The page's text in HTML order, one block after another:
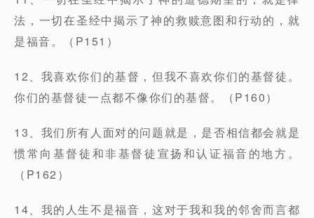
法，一切在圣经中揭示了神的救赎意图和行动的，就
是福音。（P151）
12、我喜欢你们的基督，但我不喜欢你们的基督徒。
你们的基督徒一点都不像你们的基督。（P160）
13、我们所有人面对的问题就是，是否相信都会就是
惯常向基督徒和非基督徒宣扬和认证福音的地方。
（P162）
14、我的人生不是福音，这对于我和我的邻舍而言都